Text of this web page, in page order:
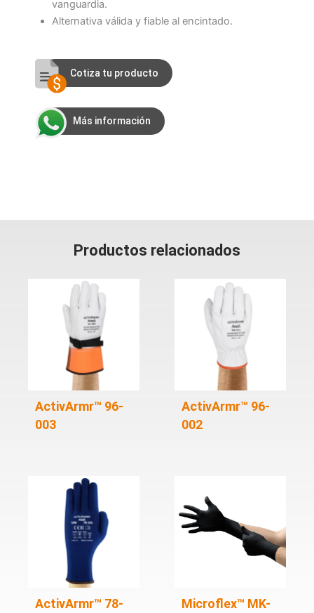
vanguardia.
Alternativa válida y fiable al encintado.
Cotiza tu producto
Más información
Productos relacionados
ActivArmr™ 96-
003
ActivArmr™ 96-
002
ActivArmr™ 78-
Microflex™ MK-